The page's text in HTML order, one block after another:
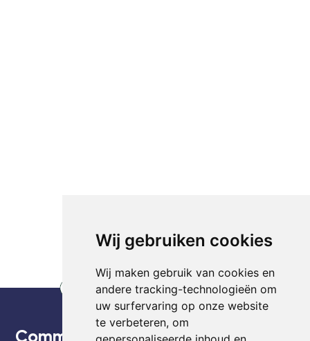
Wij gebruiken cookies
Wij maken gebruik van cookies en
andere tracking-technologieën om
uw surfervaring op onze website
te verbeteren, om
CommonEasy